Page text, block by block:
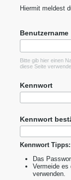
Hiermit meldest
Benutzername
Bitte gib hier einen
diese Seite
Kennwort
Kennwort
Kennwort Tipps:
Das
Vermeide es
verwenden.